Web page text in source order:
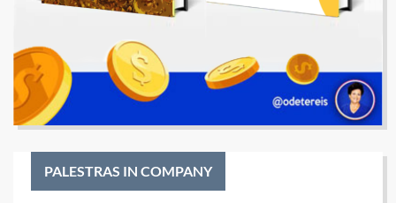
PALESTRAS IN COMPANY